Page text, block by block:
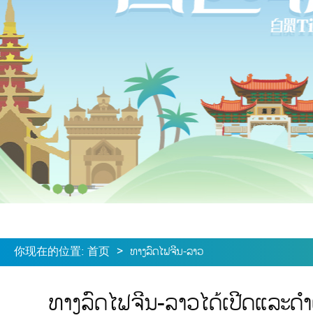
你现在的位置: 首页 > ທາງລົດໄຟຈີນ-ລາວ
ທາງລົດໄຟຈີນ-ລາວໄດ້ເປີດແລະ